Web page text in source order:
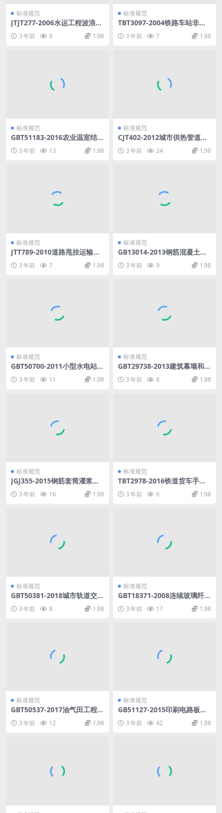
标准规范
JTJT277-2006水运工程波浪观
3 年前 8 1.98
标准规范
TBT3097-2004铁路车站非正
常作业进路安全监督装置.pdf
3 年前 7 1.98
标准规范
GBT51183-2016农业温室结构
3 年前 13 1.98
标准规范
CJT402-2012城市供热管道用
3 年前 24 1.98
标准规范
JTT789-2010道路甩挂运输车
3 年前 7 1.98
标准规范
GB13014-2013钢筋混凝土用
3 年前 9 1.98
标准规范
GBT50700-2011小型水电站技
3 年前 11 1.98
标准规范
GBT29738-2013建筑幕墙和门
窗抗风携碎物冲击性能分级及
检测方法.pdf
3 年前 8 1.98
标准规范
JGJ355-2015钢筋套筒灌浆连
3 年前 16 1.98
标准规范
TBT2978-2016铁道货车手制
3 年前 6 1.98
标准规范
GBT50381-2018城市轨道交通
标准.pdf
3 年前 8 1.98
标准规范
GBT18371-2008连续玻璃纤维
3 年前 17 1.98
标准规范
GBT50537-2017油气田工程测
3 年前 12 1.98
标准规范
GB51127-2015印刷电路板工
3 年前 42 1.98